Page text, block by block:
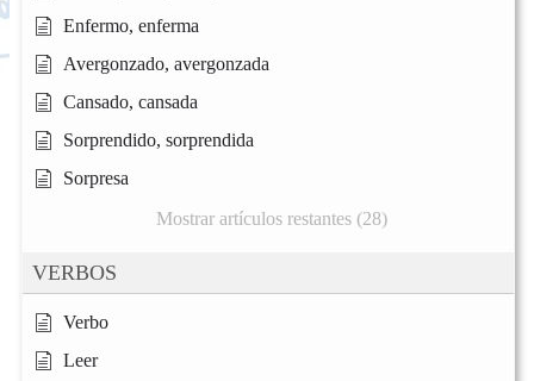
Enfermo, enferma
Avergonzado, avergonzada
Cansado, cansada
Sorprendido, sorprendida
Sorpresa
Mostrar artículos restantes (28)
VERBOS
Verbo
Leer